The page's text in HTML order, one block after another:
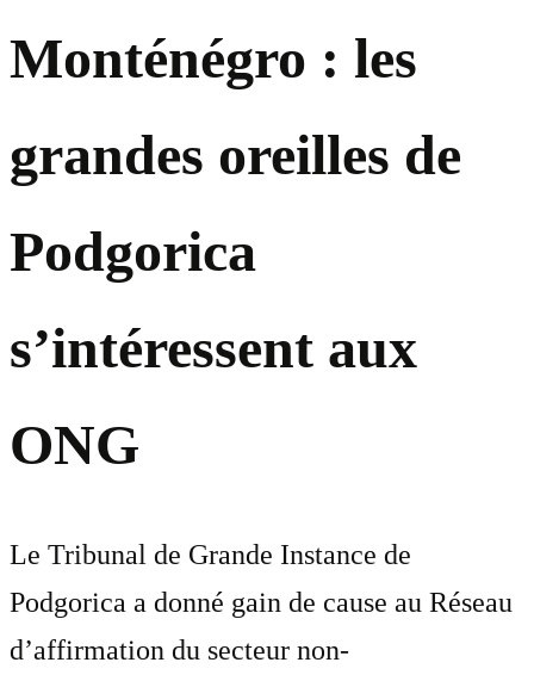
Monténégro : les
grandes oreilles de
Podgorica
s’intéressent aux
ONG
Le Tribunal de Grande Instance de
Podgorica a donné gain de cause au Réseau
d’affirmation du secteur non-